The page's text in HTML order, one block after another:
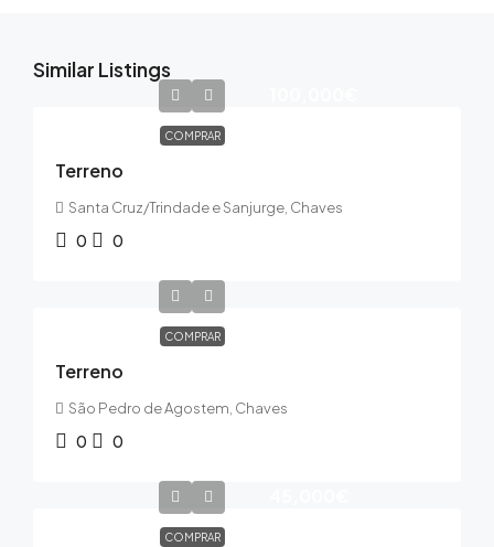
Similar Listings
COMPRAR
Terreno
Santa Cruz/Trindade e Sanjurge, Chaves
0 0
COMPRAR
Terreno
São Pedro de Agostem, Chaves
0 0
COMPRAR